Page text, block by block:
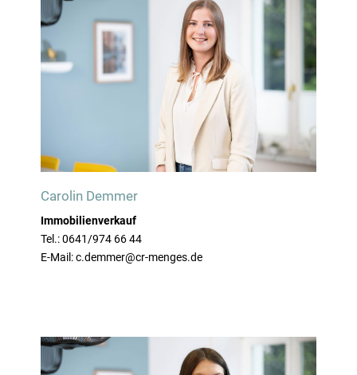
Carolin Demmer
Immobilienverkauf
Tel.: 0641/974 66 44
E-Mail: c.demmer@cr-menges.de